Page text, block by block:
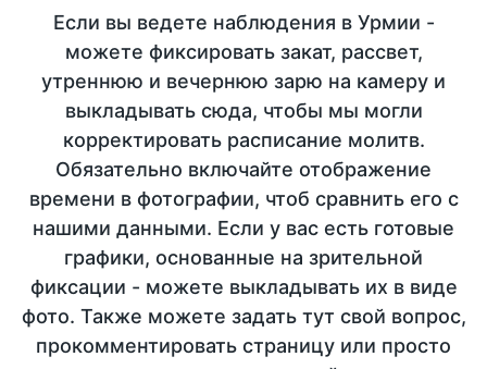
Если вы ведете наблюдения в Урмии -
можете фиксировать закат, рассвет,
утреннюю и вечернюю зарю на камеру и
выкладывать сюда, чтобы мы могли
корректировать расписание молитв.
Обязательно включайте отображение
времени в фотографии, чтоб сравнить его с
нашими данными. Если у вас есть готовые
графики, основанные на зрительной
фиксации - можете выкладывать их в виде
фото. Также можете задать тут свой вопрос,
прокомментировать страницу или просто